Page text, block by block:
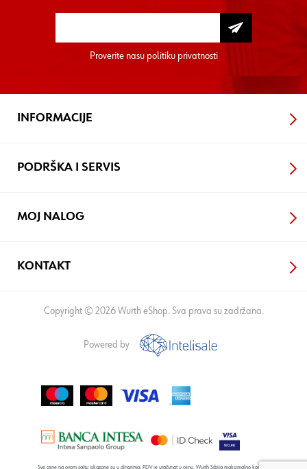
Proverite nasu politiku privatnosti
INFORMACIJE
PODRŠKA I SERVIS
MOJ NALOG
KONTAKT
Copyright © 2026 Wurth eShop. Sva prava su zadržana.
Powered by
Sve cene na ovom sajtu iskazane su u dinarima. PDV je uračunat u cenu. Wurth Srbija maksimalno koristi